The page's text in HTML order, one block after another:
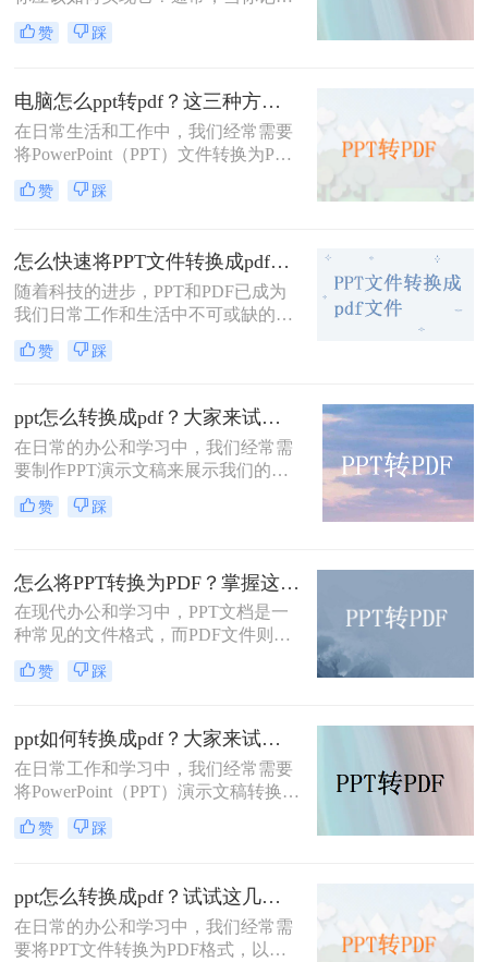
和整理数据时，你习惯于创建新的
PPT文档——这种常用的简单编辑文
档格式转换的问题。今天小编就来解
决一下ppt转pdf这个问题。
赞 踩
电脑怎么ppt转pdf？这三种方法教你快速解决！
在日常生活和工作中，我们经常需要
将PowerPoint（PPT）文件转换为PDF
格式，以便于在不具备PowerPoint软
件的设备上进行查看、打印或共享。
式。那么电脑怎么ppt转pdf呢？以下
是几种将PPT转换为PDF文件的方
法。
赞 踩
怎么快速将PPT文件转换成pdf文件？下面小编给推荐这三种方法!
随着科技的进步，PPT和PDF已成为
我们日常工作和生活中不可或缺的文
件格式。PPT以其丰富的视觉效果和
灵活的编辑功能，在演示和报告中发
格式和广泛的兼容性，在文件共享和
打印中占据一席之地。因此，将PPT
文件转换成PDF文件的需求日益增
加。那么怎么快速将PPT文件转换成
pdf文件呢？本文将介绍几种快速将
PPT文件转换成PDF文件的方法。
赞 踩
ppt怎么转换成pdf？大家来试试这三种方法吧！
在日常的办公和学习中，我们经常需
要制作PPT演示文稿来展示我们的想
法、数据或报告。然而，在某些情况
下，我们可能希望将PPT文件转换为
介绍PPT怎么转换成PDF，并探讨一
些相关的注意事项。
赞 踩
怎么将PPT转换为PDF？掌握这3个方法，工作效率直接翻倍！
在现代办公和学习中，PPT文档是一
种常见的文件格式，而PDF文件则是
一种更为便捷和广泛应用的电子文
档。许多人在工作和学习中需要将
地共享和保存。那么，怎么将PPT转
换为PDF呢？本文将为您介绍几种简
单易行的方法，帮助您快速完成转
换。
赞 踩
ppt如何转换成pdf？大家来试试这三种方法吧！
在日常工作和学习中，我们经常需要
将PowerPoint（PPT）演示文稿转换为
PDF（Portable Document Format）文
件。PDF格式的文件具有跨平台兼容
特点，因此非常适合用于保存和共享
PPT内容。本文将详细介绍PPT如何
转换成PDF，并提供一些实用技巧和
建议。
赞 踩
ppt怎么转换成pdf？试试这几种转换方法！
在日常的办公和学习中，我们经常需
要将PPT文件转换为PDF格式，以便